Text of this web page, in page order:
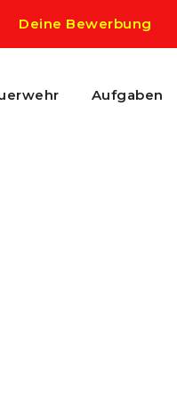
Deine Bewerbung
Aufgaben